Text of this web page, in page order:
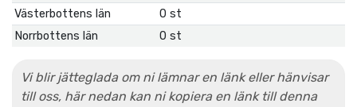
Västerbottens län
0 st
Norrbottens län
0 st
Vi blir jätteglada om ni lämnar en länk eller hänvisar
till oss, här nedan kan ni kopiera en länk till denna